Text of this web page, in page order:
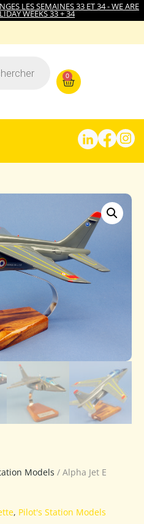
LES SEMAINES 33 ET 34 - WE ARE
WEEKS 33 + 34
0
Models / Alpha Jet E
, Pilot's Station Models